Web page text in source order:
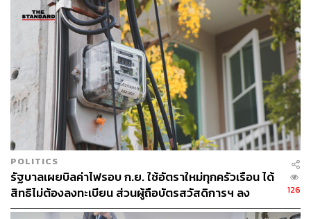
POLITICS
รัฐบาลเผยบิลค่าไฟรอบ ก.ย. ใช้อัตราใหม่ทุกครัวเรือน ได้
สิทธิไม่ต้องลงทะเบียน ส่วนผู้ถือบัตรสวัสดิการฯ ลง
ทะเบียนรับสิทธิช่วยค่าไฟ
126